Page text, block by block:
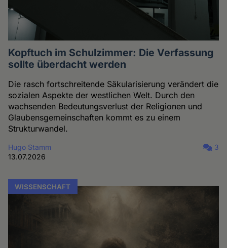
Kopftuch im Schulzimmer: Die Verfassung
sollte überdacht werden
Die rasch fortschreitende Säkularisierung verändert die
sozialen Aspekte der westlichen Welt. Durch den
wachsenden Bedeutungsverlust der Religionen und
Glaubensgemeinschaften kommt es zu einem
Strukturwandel.
Hugo Stamm
13.07.2026
3
WISSENSCHAFT